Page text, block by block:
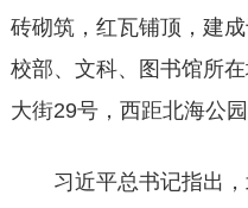
砖砌筑，红瓦铺顶，建
校部、文科、图书馆所
大街29号，西距北海公园
习近平总书记指出，